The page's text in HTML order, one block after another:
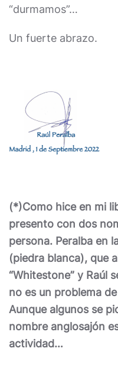
“durmamos”…
Un fuerte abrazo.
(*)Como hice en mi
presento con dos
persona. Peralba en
(piedra blanca), que
“Whitestone” y Raúl
no es un problema
Aunque algunos se
nombre anglosajón
actividad…